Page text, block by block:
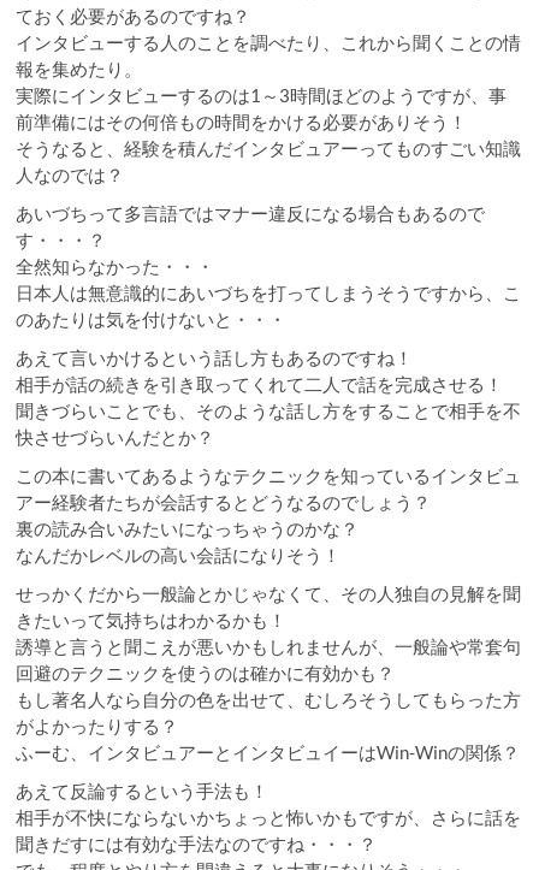
ておく必要があるのですね？
インタビューする人のことを調べたり、これから聞くことの情
報を集めたり。
実際にインタビューするのは1～3時間ほどのようですが、事
前準備にはその何倍もの時間をかける必要がありそう！
そうなると、経験を積んだインタビュアーってものすごい知識
人なのでは？
あいづちって多言語ではマナー違反になる場合もあるので
す・・・？
全然知らなかった・・・
日本人は無意識的にあいづちを打ってしまうそうですから、こ
のあたりは気を付けないと・・・
あえて言いかけるという話し方もあるのですね！
相手が話の続きを引き取ってくれて二人で話を完成させる！
聞きづらいことでも、そのような話し方をすることで相手を不
快させづらいんだとか？
この本に書いてあるようなテクニックを知っているインタビュ
アー経験者たちが会話するとどうなるのでしょう？
裏の読み合いみたいになっちゃうのかな？
なんだかレベルの高い会話になりそう！
せっかくだから一般論とかじゃなくて、その人独自の見解を聞
きたいって気持ちはわかるかも！
誘導と言うと聞こえが悪いかもしれませんが、一般論や常套句
回避のテクニックを使うのは確かに有効かも？
もし著名人なら自分の色を出せて、むしろそうしてもらった方
がよかったりする？
ふーむ、インタビュアーとインタビュイーはWin-Winの関係？
あえて反論するという手法も！
相手が不快にならないかちょっと怖いかもですが、さらに話を
聞きだすには有効な手法なのですね・・・？